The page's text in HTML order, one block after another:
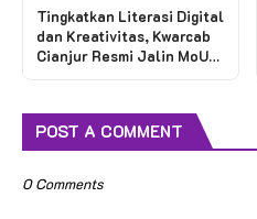
Tingkatkan Literasi Digital
dan Kreativitas, Kwarcab
Cianjur Resmi Jalin MoU
POST A COMMENT
0 Comments